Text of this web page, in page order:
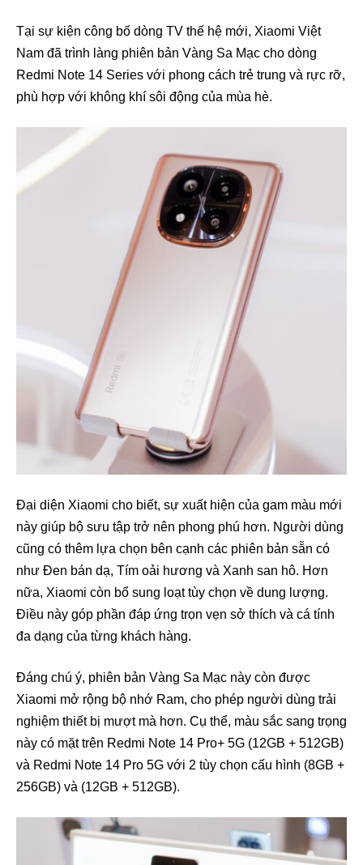
Tại sự kiện công bố dòng TV thế hệ mới, Xiaomi Việt
Nam đã trình làng phiên bản Vàng Sa Mạc cho dòng
Redmi Note 14 Series với phong cách trẻ trung và rực rỡ,
phù hợp với không khí sôi động của mùa hè.
Đại diện Xiaomi cho biết, sự xuất hiện của gam màu mới
này giúp bộ sưu tập trở nên phong phú hơn. Người dùng
cũng có thêm lựa chọn bên cạnh các phiên bản sẵn có
như Đen bán dạ, Tím oải hương và Xanh san hô. Hơn
nữa, Xiaomi còn bổ sung loạt tùy chọn về dung lượng.
Điều này góp phần đáp ứng trọn vẹn sở thích và cá tính
đa dạng của từng khách hàng.
Đáng chú ý, phiên bản Vàng Sa Mạc này còn được
Xiaomi mở rộng bộ nhớ Ram, cho phép người dùng trải
nghiệm thiết bị mượt mà hơn. Cụ thể, màu sắc sang trọng
này có mặt trên Redmi Note 14 Pro+ 5G (12GB + 512GB)
và Redmi Note 14 Pro 5G với 2 tùy chọn cấu hình (8GB +
256GB) và (12GB + 512GB).